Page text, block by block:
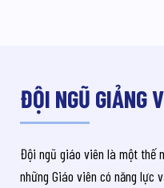
Đội ngũ giáo viên là một thế
những Giáo viên có năng lực
ĐỘI NGŨ GIẢNG